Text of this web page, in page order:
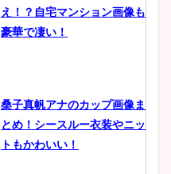
え！？自宅マンション画像も
豪華で凄い！
桑子真帆アナのカップ画像ま
とめ！シースルー衣装やニッ
トもかわいい！